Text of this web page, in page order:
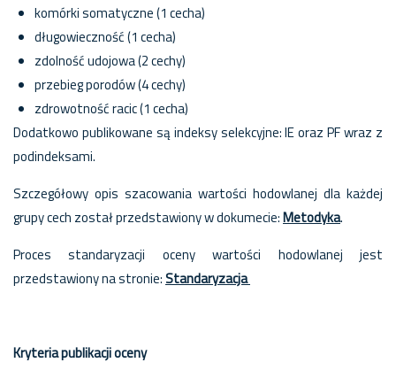
komórki somatyczne (1 cecha)
długowieczność (1 cecha)
zdolność udojowa (2 cechy)
przebieg porodów (4 cechy)
zdrowotność racic (1 cecha)
Dodatkowo publikowane są indeksy selekcyjne: IE oraz PF wraz z
podindeksami.
Szczegółowy opis szacowania wartości hodowlanej dla każdej
grupy cech został przedstawiony w dokumecie:Metodyka.
Proces standaryzacji oceny wartości hodowlanej jest
przedstawiony na stronie:Standaryzacja
Kryteria publikacji oceny